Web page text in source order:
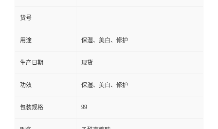
货号
用途 保湿、美白、修护
生产日期 现货
功效 保湿、美白、修护
包装规格 99